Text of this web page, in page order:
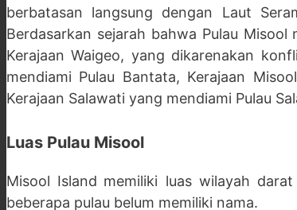
berbatasan langsung dengan Laut
Berdasarkan sejarah bahwa Pulau
Kerajaan Waigeo, yang dikarenakan
mendiami Pulau Bantata, Kerajaan
Kerajaan Salawati yang mendiami Pulau
Luas Pulau Misool
Misool Island memiliki luas wilayah
beberapa pulau belum memiliki nama.